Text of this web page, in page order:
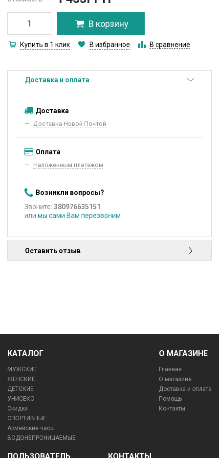
В корзину
Купить в 1 клик В избранное В сравнение
Доставка и оплата
Доставка
Доставка Новой Почтой
Оплата
Наложенным платежом
Возникли вопросы?
Звоните: 380976635151
или мы сами Вам перезвоним
Оставить отзыв
КАТАЛОГ
МУЖСКИЕ
ЖЕНСКИЕ
ДЕТСКИЕ
УНИСЕКС
Скидки
СПОРТИВНЫЕ
Армейские часы
ВОДОНЕПРОНИЦАЕМЫЕ
О МАГАЗИНЕ
Главная
О магазине
Доставка и оплата
Помощь
Контакты